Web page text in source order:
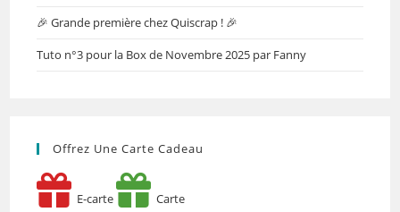
🎉 Grande première chez Quiscrap ! 🎉
Tuto n°3 pour la Box de Novembre 2025 par Fanny
Offrez Une Carte Cadeau
E-carte Carte